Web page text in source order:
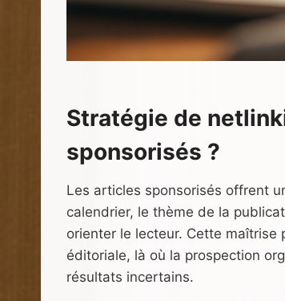
Stratégie de
sponsorisés ?
Les articles sponsorisés offrent
calendrier, le thème de la
orienter le lecteur. Cette
éditoriale, là où la prospection
résultats incertains.